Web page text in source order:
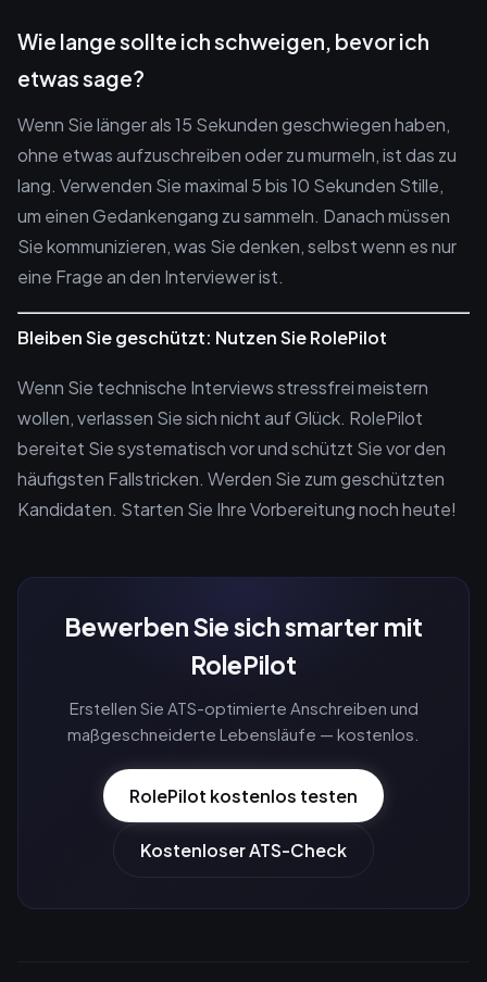
Wie lange sollte ich schweigen, bevor ich
etwas sage?
Wenn Sie länger als 15 Sekunden geschwiegen haben,
ohne etwas aufzuschreiben oder zu murmeln, ist das zu
lang. Verwenden Sie maximal 5 bis 10 Sekunden Stille,
um einen Gedankengang zu sammeln. Danach müssen
Sie kommunizieren, was Sie denken, selbst wenn es nur
eine Frage an den Interviewer ist.
Bleiben Sie geschützt: Nutzen Sie RolePilot
Wenn Sie technische Interviews stressfrei meistern
wollen, verlassen Sie sich nicht auf Glück. RolePilot
bereitet Sie systematisch vor und schützt Sie vor den
häufigsten Fallstricken. Werden Sie zum geschützten
Kandidaten. Starten Sie Ihre Vorbereitung noch heute!
Bewerben Sie sich smarter mit
RolePilot
Erstellen Sie ATS-optimierte Anschreiben und
maßgeschneiderte Lebensläufe — kostenlos.
RolePilot kostenlos testen
Kostenloser ATS-Check